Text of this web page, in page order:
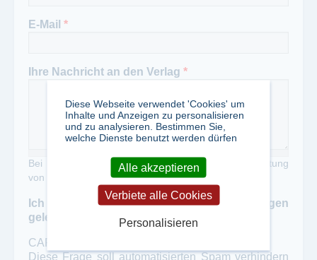
E-Mail *
Ihre Nachricht an den Verlag *
Bei Zweckentfremdung unseres Portals zur Verbreitung
von Werbung erheben wir eine Gebühr von 50,- €
Ich habe die Datenschutzbestimmungen
gelesen und akzeptiert
CAPTCHA
Diese Frage soll automatisierten Spam verhindern
Diese Webseite verwendet 'Cookies' um
Inhalte und Anzeigen zu personalisieren
und zu analysieren. Bestimmen Sie,
welche Dienste benutzt werden dürfen
Alle akzeptieren
Verbiete alle Cookies
Personalisieren